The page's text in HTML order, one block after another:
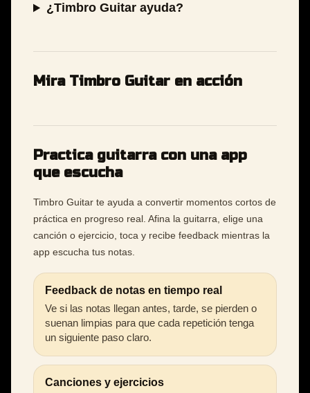
¿Timbro Guitar ayuda?
Mira Timbro Guitar en acción
Practica guitarra con una app
que escucha
Timbro Guitar te ayuda a convertir momentos cortos de
práctica en progreso real. Afina la guitarra, elige una
canción o ejercicio, toca y recibe feedback mientras la
app escucha tus notas.
Feedback de notas en tiempo real
Ve si las notas llegan antes, tarde, se pierden o
suenan limpias para que cada repetición tenga
un siguiente paso claro.
Canciones y ejercicios